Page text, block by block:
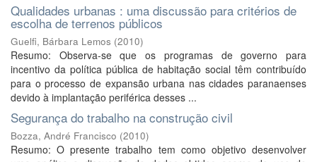
Qualidades urbanas : uma discussão para critérios de
escolha de terrenos públicos
Guelfi, Bárbara Lemos (2010)
Resumo: Observa-se que os programas de governo para
incentivo da política pública de habitação social têm contribuído
para o processo de expansão urbana nas cidades paranaenses
devido à implantação periférica desses ...
Segurança do trabalho na construção civil
Bozza, André Francisco (2010)
Resumo: O presente trabalho tem como objetivo desenvolver